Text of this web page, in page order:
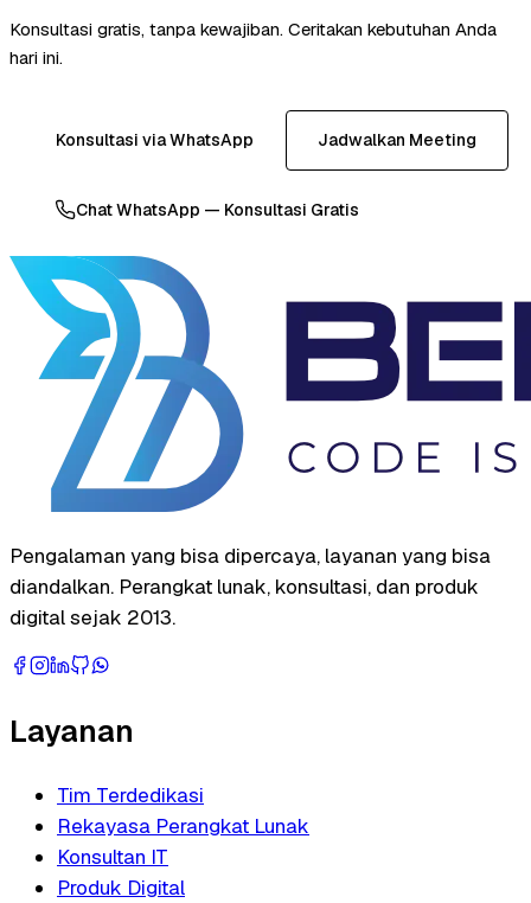
Konsultasi gratis, tanpa kewajiban. Ceritakan kebutuhan Anda
hari ini.
Konsultasi via WhatsApp Jadwalkan Meeting
Chat WhatsApp — Konsultasi Gratis
Pengalaman yang bisa dipercaya, layanan yang bisa
diandalkan. Perangkat lunak, konsultasi, dan produk
digital sejak 2013.
Layanan
Tim Terdedikasi
Rekayasa Perangkat Lunak
Konsultan IT
Produk Digital